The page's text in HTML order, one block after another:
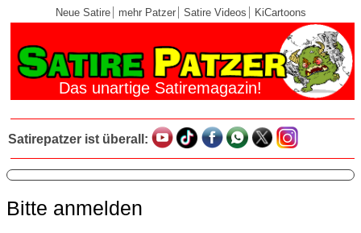
Neue Satire mehr Patzer Satire Videos KiCartoons
Das unartige Satiremagazin!
Satirepatzer ist überall:
Bitte anmelden